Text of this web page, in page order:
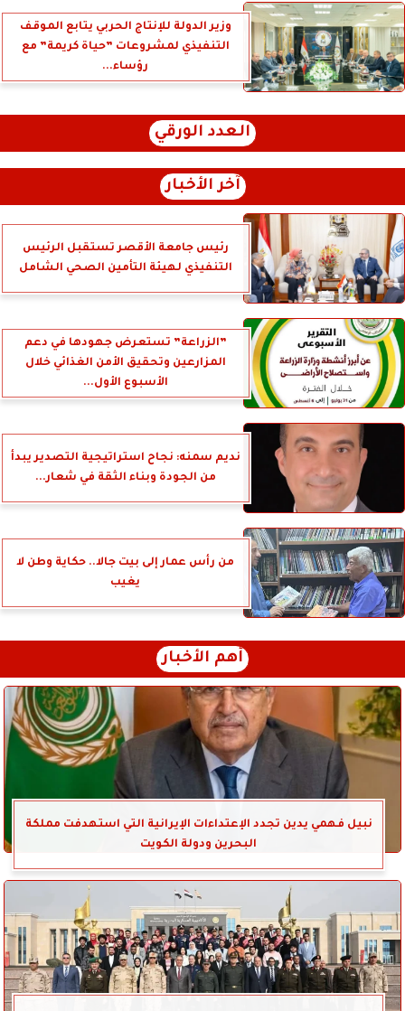
وزير الدولة للإنتاج الحربي يتابع الموقف
التنفيذي لمشروعات ”حياة كريمة” مع
رؤساء...
العدد الورقي
آخر الأخبار
رئيس جامعة الأقصر تستقبل الرئيس
التنفيذي لهيئة التأمين الصحي الشامل
”الزراعة” تستعرض جهودها في دعم
المزارعين وتحقيق الأمن الغذائي خلال
الأسبوع الأول...
نديم سمنه: نجاح استراتيجية التصدير يبدأ
من الجودة وبناء الثقة في شعار...
من رأس عمار إلى بيت جالا.. حكاية وطن لا
يغيب
أهم الأخبار
نبيل فهمي يدين تجدد الإعتداءات الإيرانية التي استهدفت مملكة
البحرين ودولة الكويت